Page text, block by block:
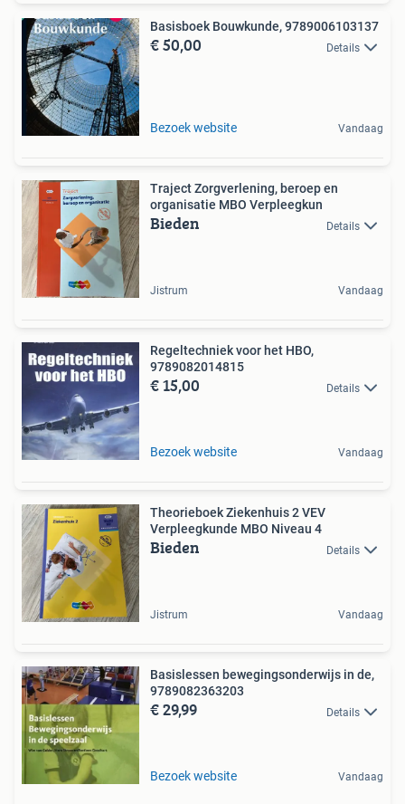
Basisboek Bouwkunde, 9789006103137
€ 50,00 Details
Bezoek website Vandaag
Traject Zorgverlening, beroep en
organisatie MBO Verpleegkun
Bieden Details
Jistrum Vandaag
Regeltechniek voor het HBO,
9789082014815
€ 15,00 Details
Bezoek website Vandaag
Theorieboek Ziekenhuis 2 VEV
Verpleegkunde MBO Niveau 4
Bieden Details
Jistrum Vandaag
Basislessen bewegingsonderwijs in de,
9789082363203
€ 29,99 Details
Bezoek website Vandaag